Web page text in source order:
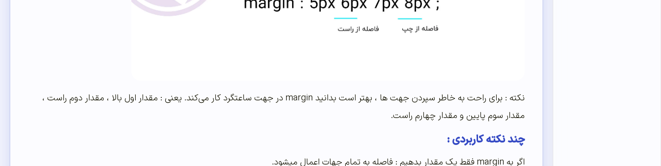
نکته : برای راحت به خاطر سپردن جهت ها ، بهتر است بدانید margin در جهت ساعتگرد کار می‌کند. یعنی : مقدار اول بالا ، مقدار دوم راست ،
مقدار سوم پایین و مقدار چهارم راست.
چند نکته کاربردی :
اگر به margin فقط یک مقدار بدهیم : فاصله به تمام جهات اعمال میشود.